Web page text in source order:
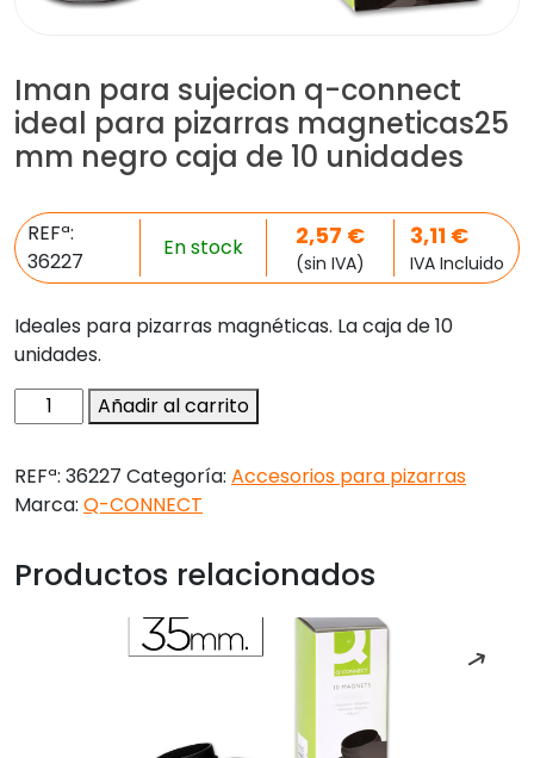
Iman para sujecion q-connect
ideal para pizarras magneticas25
mm negro caja de 10 unidades
REFª:
36227
En stock 2,57 €
(sin IVA)
3,11 €
IVA Incluido
Ideales para pizarras magnéticas. La caja de 10
unidades.
Iman
para
q-
connect
para
Añadir al carrito
REFª: 36227 Categoría: Accesorios para pizarras
Marca: Q-CONNECT
Productos relacionados